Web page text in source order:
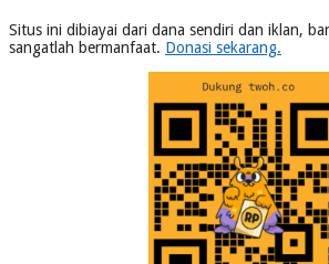
Situs ini dibiayai dari dana sendiri dan iklan,
sangatlah bermanfaat. Donasi sekarang.